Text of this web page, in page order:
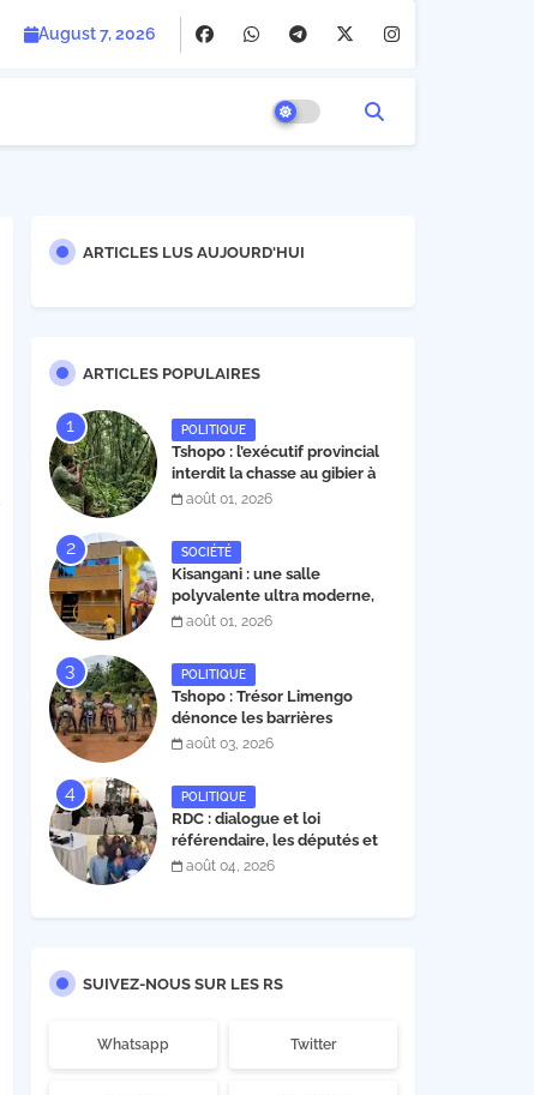
August 7, 2026
ARTICLES LUS AUJOURD'HUI
ARTICLES POPULAIRES
POLITIQUE
Tshopo : l’exécutif provincial
interdit la chasse au gibier à
poil et à plume du 1er août au
août 01, 2026
SOCIÉTÉ
Kisangani : une salle
polyvalente ultra moderne,
construite par l'entrepreneur
dans la commune de Kabondo
août 01, 2026
POLITIQUE
Tshopo : Trésor Limengo
dénonce les barrières
illégales à Isangi, appelle la
taxes illégales et interpelle
les autorités
août 03, 2026
POLITIQUE
RDC : dialogue et loi
référendaire, les députés et
sénateurs de l’UDPS et sa
août 04, 2026
SUIVEZ-NOUS SUR LES RS
Whatsapp Twitter